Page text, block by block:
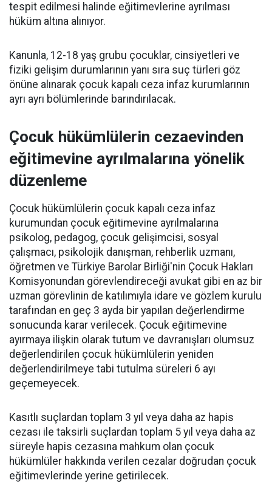
tespit edilmesi halinde eğitimevlerine ayrılması
hüküm altına alınıyor.
Kanunla, 12-18 yaş grubu çocuklar, cinsiyetleri ve
fiziki gelişim durumlarının yanı sıra suç türleri göz
önüne alınarak çocuk kapalı ceza infaz kurumlarının
ayrı ayrı bölümlerinde barındırılacak.
Çocuk hükümlülerin cezaevinden
eğitimevine ayrılmalarına yönelik
düzenleme
Çocuk hükümlülerin çocuk kapalı ceza infaz
kurumundan çocuk eğitimevine ayrılmalarına
psikolog, pedagog, çocuk gelişimcisi, sosyal
çalışmacı, psikolojik danışman, rehberlik uzmanı,
öğretmen ve Türkiye Barolar Birliği'nin Çocuk Hakları
Komisyonundan görevlendireceği avukat gibi en az bir
uzman görevlinin de katılımıyla idare ve gözlem kurulu
tarafından en geç 3 ayda bir yapılan değerlendirme
sonucunda karar verilecek. Çocuk eğitimevine
ayırmaya ilişkin olarak tutum ve davranışları olumsuz
değerlendirilen çocuk hükümlülerin yeniden
değerlendirilmeye tabi tutulma süreleri 6 ayı
geçemeyecek.
Kasıtlı suçlardan toplam 3 yıl veya daha az hapis
cezası ile taksirli suçlardan toplam 5 yıl veya daha az
süreyle hapis cezasına mahkum olan çocuk
hükümlüler hakkında verilen cezalar doğrudan çocuk
eğitimevlerinde yerine getirilecek.